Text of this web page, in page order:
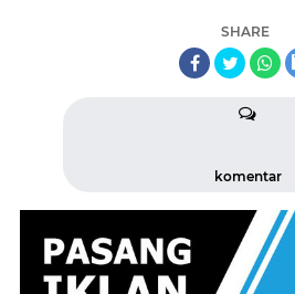
SHARE
komentar